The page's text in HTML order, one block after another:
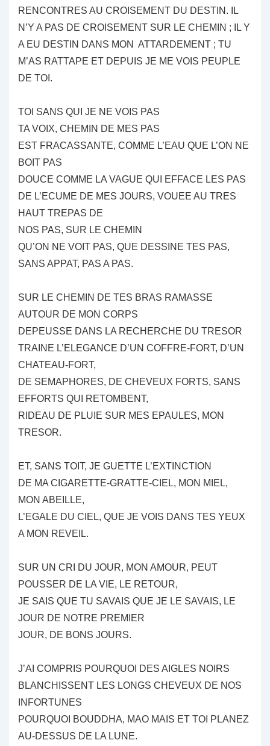
RENCONTRES AU CROISEMENT DU DESTIN. IL
N’Y A PAS DE CROISEMENT SUR LE CHEMIN ; IL Y
A EU DESTIN DANS MON ATTARDEMENT ; TU
M’AS RATTAPE ET DEPUIS JE ME VOIS PEUPLE
DE TOI.
TOI SANS QUI JE NE VOIS PAS
TA VOIX, CHEMIN DE MES PAS
EST FRACASSANTE, COMME L’EAU QUE L’ON NE
BOIT PAS
DOUCE COMME LA VAGUE QUI EFFACE LES PAS
DE L’ECUME DE MES JOURS, VOUEE AU TRES
HAUT TREPAS DE
NOS PAS, SUR LE CHEMIN
QU’ON NE VOIT PAS, QUE DESSINE TES PAS,
SANS APPAT, PAS A PAS.
SUR LE CHEMIN DE TES BRAS RAMASSE
AUTOUR DE MON CORPS
DEPEUSSE DANS LA RECHERCHE DU TRESOR
TRAINE L’ELEGANCE D’UN COFFRE-FORT, D’UN
CHATEAU-FORT,
DE SEMAPHORES, DE CHEVEUX FORTS, SANS
EFFORTS QUI RETOMBENT,
RIDEAU DE PLUIE SUR MES EPAULES, MON
TRESOR.
ET, SANS TOIT, JE GUETTE L’EXTINCTION
DE MA CIGARETTE-GRATTE-CIEL, MON MIEL,
MON ABEILLE,
L’EGALE DU CIEL, QUE JE VOIS DANS TES YEUX
A MON REVEIL.
SUR UN CRI DU JOUR, MON AMOUR, PEUT
POUSSER DE LA VIE, LE RETOUR,
JE SAIS QUE TU SAVAIS QUE JE LE SAVAIS, LE
JOUR DE NOTRE PREMIER
JOUR, DE BONS JOURS.
J’AI COMPRIS POURQUOI DES AIGLES NOIRS
BLANCHISSENT LES LONGS CHEVEUX DE NOS
INFORTUNES
POURQUOI BOUDDHA, MAO MAIS ET TOI PLANEZ
AU-DESSUS DE LA LUNE.